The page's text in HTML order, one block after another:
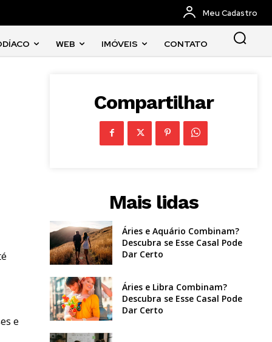
Meu Cadastro
WEB IMÓVEIS CONTATO
e
Compartilhar
Mais lidas
Áries e Aquário Combinam?
Descubra se Esse Casal Pode
Dar Certo
Áries e Libra Combinam?
Descubra se Esse Casal Pode
Dar Certo